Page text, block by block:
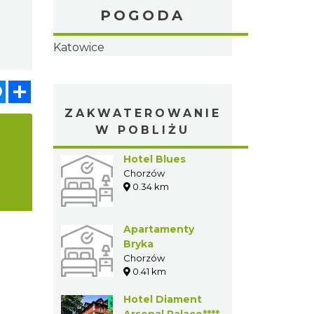
Messenger
POGODA
Katowice
ZAKWATEROWANIE
W POBLIŻU
Hotel Blues
Chorzów
0.34 km
Apartamenty
Bryka
Chorzów
0.41 km
Hotel Diament